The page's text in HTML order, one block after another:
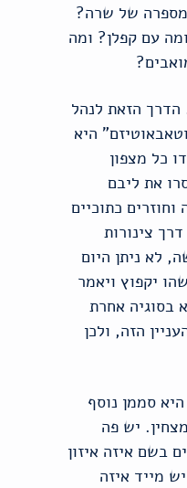
של שרה?
עם קפלן? ומה
הזאת לנהל
היא
כל מצפון
את ליבם
וחוזרים כתוכיים
צינורות
לא ניתן היום
יקפוץ ויאמר
בסוגיה אחרת
הזה, ולכן
סממן נוסף
מצחין. יש פה
בשם איזה איזון
מייד איזה